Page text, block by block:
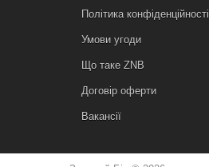
Політика конфіденційності
Умови угоди
Що таке ZNB
Договір оферти
Вакансії